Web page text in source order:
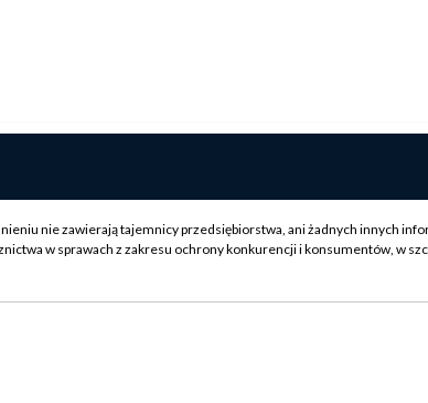
nie zawierają tajemnicy przedsiębiorstwa, ani żadnych innych
w sprawach z zakresu ochrony konkurencji i konsumentów, w